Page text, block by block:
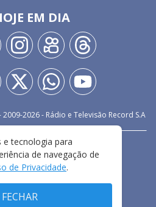
EM DIA
2009-2026- Rádio e Televisão Record S.A
CONOSCO
PRIVACIDADE
DE USO
tecnologia para
de navegação de
de Privacidade.
FECHAR